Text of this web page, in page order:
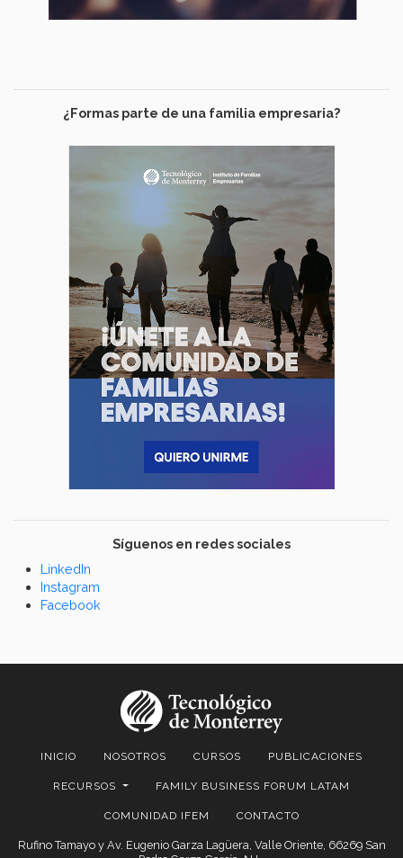
¿Formas parte de una familia empresaria?
Síguenos en redes sociales
LinkedIn
Instagram
Facebook
INICIO NOSOTROS CURSOS PUBLICACIONES
RECURSOS FAMILY BUSINESS FORUM LATAM
COMUNIDAD IFEM CONTACTO
Rufino Tamayo y Av. Eugenio Garza Lagüera, Valle Oriente, 66269 San